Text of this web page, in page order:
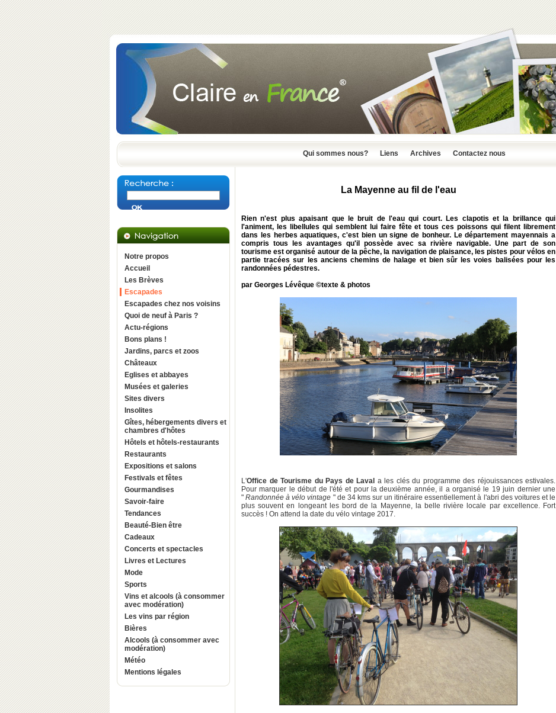
Qui sommes nous? Liens Archives Contactez nous
Notre propos
Accueil
Les Brèves
Escapades
Escapades chez nos voisins
Quoi de neuf à Paris ?
Actu-régions
Bons plans !
Jardins, parcs et zoos
Châteaux
Eglises et abbayes
Musées et galeries
Sites divers
Insolites
Gîtes, hébergements divers et
chambres d'hôtes
Hôtels et hôtels-restaurants
Restaurants
Expositions et salons
Festivals et fêtes
Gourmandises
Savoir-faire
Tendances
Beauté-Bien être
Cadeaux
Concerts et spectacles
Livres et Lectures
Mode
Sports
Vins et alcools (à consommer
avec modération)
Les vins par région
Bières
Alcools (à consommer avec
modération)
Météo
Mentions légales
La Mayenne au fil de l'eau
Rien n'est plus apaisant que le bruit de l'eau qui court. Les clapotis et la brillance qui
l'animent, les libellules qui semblent lui faire fête et tous ces poissons qui filent librement
dans les herbes aquatiques, c'est bien un signe de bonheur. Le département mayennais a
compris tous les avantages qu'il possède avec sa rivière navigable. Une part de son
tourisme est organisé autour de la pêche, la navigation de plaisance, les pistes pour vélos en
partie tracées sur les anciens chemins de halage et bien sûr les voies balisées pour les
randonnées pédestres.
par Georges Lévêque ©texte & photos
L'Office de Tourisme du Pays de Laval a les clés du programme des réjouissances estivales.
Pour marquer le début de l'été et pour la deuxième année, il a organisé le 19 juin dernier une
"Randonnée à vélo vintage " de 34 kms sur un itinéraire essentiellement à l'abri des voitures et le
plus souvent en longeant les bord de la Mayenne, la belle rivière locale par excellence. Fort
succès ! On attend la date du vélo vintage 2017.